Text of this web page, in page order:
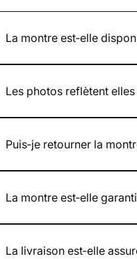
La montre est‑elle
et est indiqué sur la page
Les photos reflètent
les visuels fournis par la
Puis‑je retourner la
La montre est‑elle
La livraison est‑elle